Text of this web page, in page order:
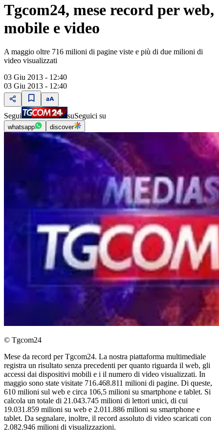
Tgcom24, mese record per web,
mobile e video
A maggio oltre 716 milioni di pagine viste e più di due milioni di
video visualizzati
03 Giu 2013 - 12:40
03 Giu 2013 - 12:40
Segui suSeguici su
whatsapp discover
© Tgcom24
Mese da record per Tgcom24. La nostra piattaforma multimediale
registra un risultato senza precedenti per quanto riguarda il web, gli
accessi dai dispositivi mobili e i il numero di video visualizzati. In
maggio sono state visitate 716.468.811 milioni di pagine. Di queste,
610 milioni sul web e circa 106,5 milioni su smartphone e tablet. Si
calcola un totale di 21.043.745 milioni di lettori unici, di cui
19.031.859 milioni su web e 2.011.886 milioni su smartphone e
tablet. Da segnalare, inoltre, il record assoluto di video scaricati con
2.082.946 milioni di visualizzazioni.